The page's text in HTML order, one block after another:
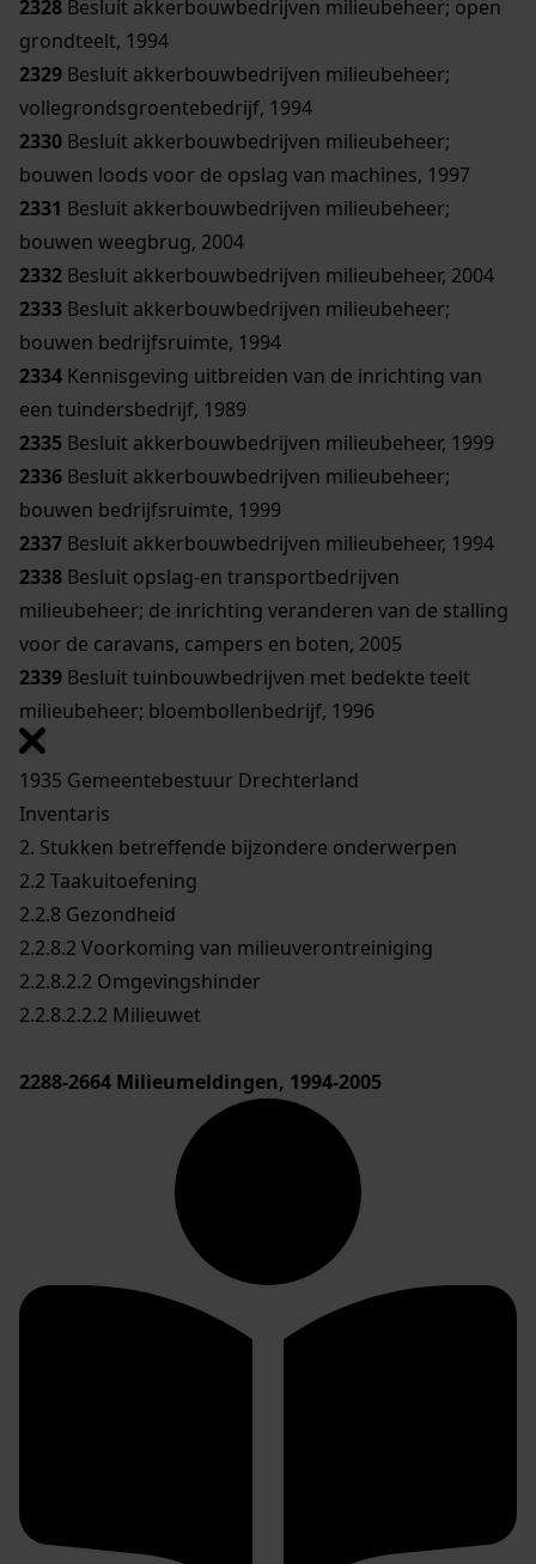
2328 Besluit akkerbouwbedrijven milieubeheer; open
grondteelt, 1994
2329 Besluit akkerbouwbedrijven milieubeheer;
vollegrondsgroentebedrijf, 1994
2330 Besluit akkerbouwbedrijven milieubeheer;
bouwen loods voor de opslag van machines, 1997
2331 Besluit akkerbouwbedrijven milieubeheer;
bouwen weegbrug, 2004
2332 Besluit akkerbouwbedrijven milieubeheer, 2004
2333 Besluit akkerbouwbedrijven milieubeheer;
bouwen bedrijfsruimte, 1994
2334 Kennisgeving uitbreiden van de inrichting van
een tuindersbedrijf, 1989
2335 Besluit akkerbouwbedrijven milieubeheer, 1999
2336 Besluit akkerbouwbedrijven milieubeheer;
bouwen bedrijfsruimte, 1999
2337 Besluit akkerbouwbedrijven milieubeheer, 1994
2338 Besluit opslag-en transportbedrijven
milieubeheer; de inrichting veranderen van de stalling
voor de caravans, campers en boten, 2005
2339 Besluit tuinbouwbedrijven met bedekte teelt
milieubeheer; bloembollenbedrijf, 1996
1935 Gemeentebestuur Drechterland
Inventaris
2. Stukken betreffende bijzondere onderwerpen
2.2 Taakuitoefening
2.2.8 Gezondheid
2.2.8.2 Voorkoming van milieuverontreiniging
2.2.8.2.2 Omgevingshinder
2.2.8.2.2.2 Milieuwet
2288-2664 Milieumeldingen, 1994-2005